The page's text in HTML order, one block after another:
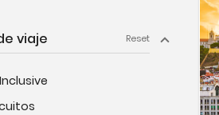
viaje Reset